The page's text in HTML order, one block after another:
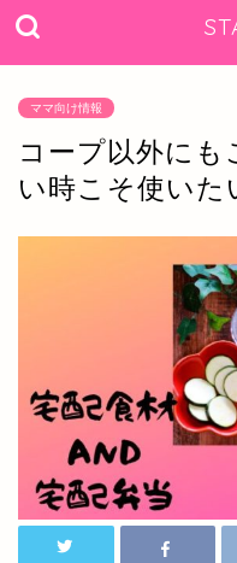
ママ向け情報
コープ以外にも
い時こそ使いた